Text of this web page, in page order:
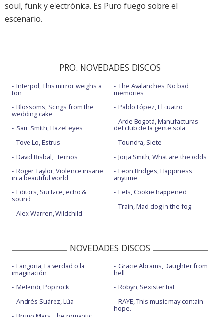
soul, funk y electrónica. Es Puro fuego sobre el
escenario.
PRO. NOVEDADES DISCOS
Interpol, This mirror weighs a
ton
Blossoms, Songs from the
wedding cake
Sam Smith, Hazel eyes
Tove Lo, Estrus
David Bisbal, Eternos
Roger Taylor, Violence insane
in a beautiful world
Editors, Surface, echo &
sound
Alex Warren, Wildchild
The Avalanches, No bad
memories
Pablo López, El cuatro
Arde Bogotá, Manufacturas
del club de la gente sola
Toundra, Siete
Jorja Smith, What are the odds
Leon Bridges, Happiness
anytime
Eels, Cookie happened
Train, Mad dog in the fog
NOVEDADES DISCOS
Fangoria, La verdad o la
imaginación
Melendi, Pop rock
Andrés Suárez, Lúa
Gracie Abrams, Daughter from
hell
Robyn, Sexistential
RAYE, This music may contain
hope.